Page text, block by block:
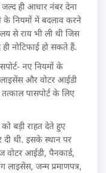
ही आधार नंबर देना
के नियमों में बदलाव करने
से राय भी ली थी जिस
नोटिफाई हो सकते हैं.
नए नियमों के
लाइसेंस और वोटर आईडी
पासपोर्ट के लिए
बड़ी राहत देते हुए
दी थी. इसके स्थान पर
आईडी, पैनकार्ड,
लाइसेंस, जन्म प्रमाणपत्र,